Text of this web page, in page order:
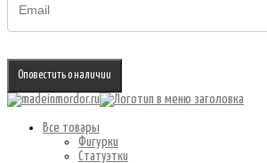
Оповестить о наличии
Все товары
Фигурки
Статуэтки